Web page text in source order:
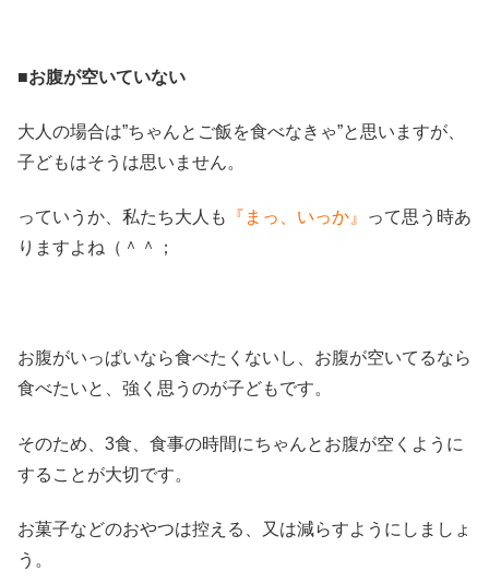
■お腹が空いていない
大人の場合は”ちゃんとご飯を食べなきゃ”と思いますが、
子どもはそうは思いません。
っていうか、私たち大人も 『まっ、いっか』
って思う時あ
りますよね（＾＾；
お腹がいっぱいなら食べたくないし、お腹が空いてるなら
食べたいと、強く思うのが子どもです。
そのため、3食、食事の時間にちゃんとお腹が空くように
することが大切です。
お菓子などのおやつは控える、又は減らすようにしましょ
う。